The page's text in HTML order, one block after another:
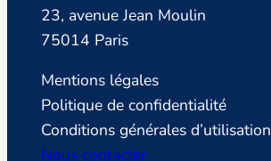
23, avenue Jean Moulin
75014 Paris
Mentions légales
Politique de confidentialité
Conditions générales d’utilisation
Nous contacter